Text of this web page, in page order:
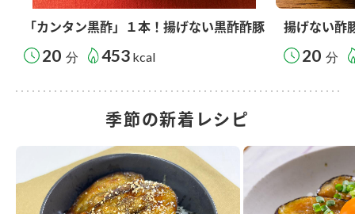
「カンタン黒酢」１本！揚げない黒酢酢豚
20 分 453 kcal
揚げない酢
20 分
季節の新着レシピ